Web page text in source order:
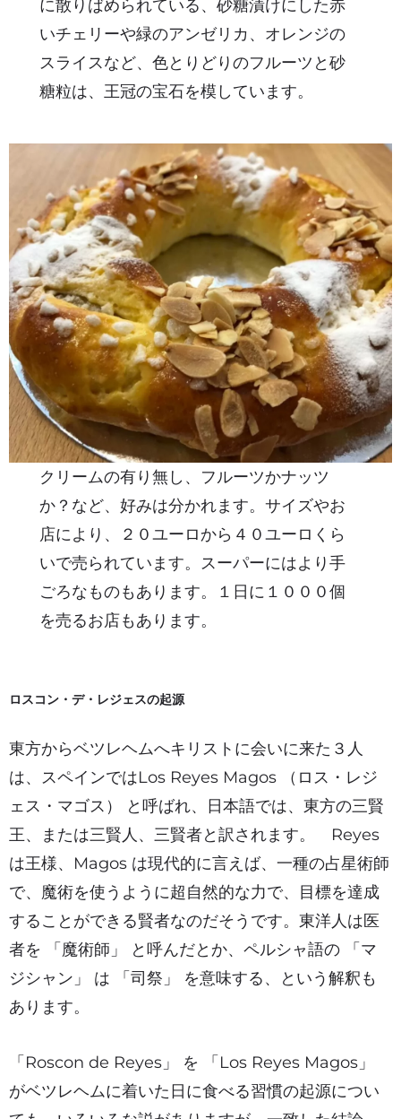
に散りばめられている、砂糖漬けにした赤
いチェリーや緑のアンゼリカ、オレンジの
スライスなど、色とりどりのフルーツと砂
糖粒は、王冠の宝石を模しています。
クリームの有り無し、フルーツかナッツ
か？など、好みは分かれます。サイズやお
店により、２０ユーロから４０ユーロくら
いで売られています。スーパーにはより手
ごろなものもあります。１日に１０００個
を売るお店もあります。
ロスコン・デ・レジェスの起源
東方からベツレヘムへキリストに会いに来た３人
は、スペインではLos Reyes Magos （ロス・レジ
ェス・マゴス） と呼ばれ、日本語では、東方の三賢
王、または三賢人、三賢者と訳されます。 Reyes
は王様、Magos は現代的に言えば、一種の占星術師
で、魔術を使うように超自然的な力で、目標を達成
することができる賢者なのだそうです。東洋人は医
者を 「魔術師」 と呼んだとか、ペルシャ語の 「マ
ジシャン」 は 「司祭」 を意味する、という解釈も
あります。
「Roscon de Reyes」 を 「Los Reyes Magos」
がベツレヘムに着いた日に食べる習慣の起源につい